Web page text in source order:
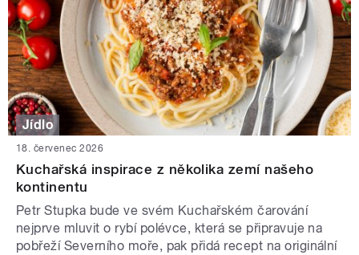
Jídlo
18. červenec 2026
Kuchařská inspirace z několika zemí našeho
kontinentu
Petr Stupka bude ve svém Kuchařském čarování
nejprve mluvit o rybí polévce, která se připravuje na
pobřeží Severního moře, pak přidá recept na originální